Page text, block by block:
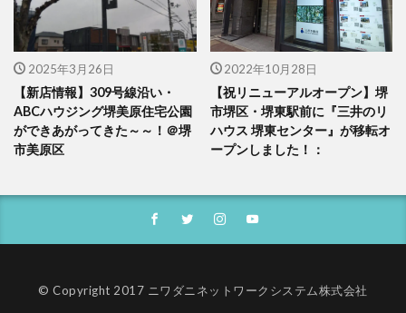
2025年3月26日
【新店情報】309号線沿い・
ABCハウジング堺美原住宅公園
ができあがってきた～～！＠堺
市美原区
2022年10月28日
【祝リニューアルオープン】堺
市堺区・堺東駅前に『三井のリ
ハウス 堺東センター』が移転オ
ープンしました！：
© Copyright 2017 ニワダニネットワークシステム株式会社